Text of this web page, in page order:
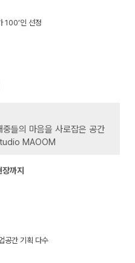
100’인 선정
중들의 마음을 사로잡은 공간
MAOOM
까지
공간 기획 다수